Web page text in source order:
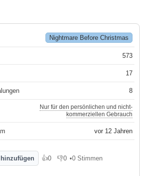
Nightmare Before Christmas
573
17
8
Nur für den persönlichen und nicht-
kommerziellen Gebrauch
vor 12 Jahren
👍0
Gefällt mir
👎0
Gefällt mir nicht
•0 Stimmen